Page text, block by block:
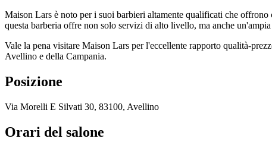
Maison Lars è noto per i suoi barbieri altamente qualificati che
questa barberia offre non solo servizi di alto livello, ma anche
Vale la pena visitare Maison Lars per l'eccellente rapporto qualità-
Avellino e della Campania.
Posizione
Via Morelli E Silvati 30, 83100, Avellino
Orari del salone